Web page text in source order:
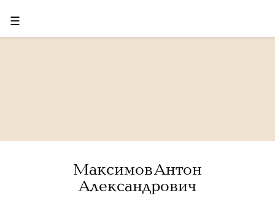
☰
Максимов Антон
Александрович